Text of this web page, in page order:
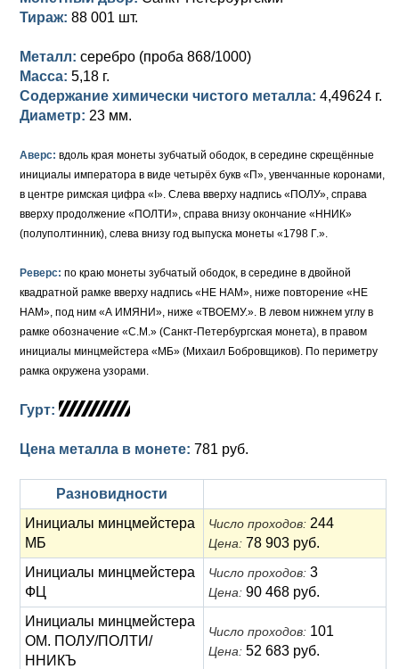
Для Польши
Памятные и донативные
Для Польши
Сибирские монеты
Таврические монеты
Елизавета I (1741-1762)
Серебро
Для Пруссии
Ливонезы
Иоанн Антонович (1740-1741)
Анна Иоанновна (1730-1740)
Екатерина I (1725-1727)
Петр I (1682-1725)
Серебро
Для Речи Посполитой
Тираж: 88 001 шт.
Металл: серебро (проба 868/1000)
Масса: 5,18 г.
Содержание химически чистого металла: 4,49624 г.
Диаметр: 23 мм.
Аверс: вдоль края монеты зубчатый ободок, в середине скрещённые
инициалы императора в виде четырёх букв «П», увенчанные коронами,
в центре римская цифра «I». Слева вверху надпись «ПОЛУ», справа
вверху продолжение «ПОЛТИ», справа внизу окончание «ННИК»
(полуполтинник), слева внизу год выпуска монеты «1798 Г.».
Реверс: по краю монеты зубчатый ободок, в середине в двойной
квадратной рамке вверху надпись «НЕ НАМ», ниже повторение «НЕ
НАМ», под ним «А ИМЯНИ», ниже «ТВОЕМУ.». В левом нижнем углу в
рамке обозначение «С.М.» (Санкт-Петербургская монета), в правом
инициалы минцмейстера «МБ» (Михаил Бобровщиков). По периметру
рамка окружена узорами.
Гурт:
Цена металла в монете: 781 руб.
Разновидности
Инициалы минцмейстера
МБ
Число проходов: 244
Цена: 78 903 руб.
Инициалы минцмейстера
ФЦ
Число проходов: 3
Цена: 90 468 руб.
Инициалы минцмейстера
ОМ. ПОЛУ/ПОЛТИ/
ННИКЪ
Число проходов: 101
Цена: 52 683 руб.